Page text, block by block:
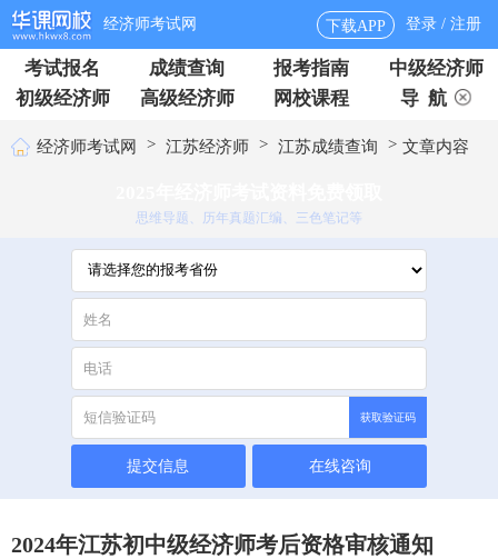
经济师考试网 下载APP 登录 / 注册
考试报名 成绩查询 报考指南
中级经济师
初级经济师
高级经济师 网校课程 导 航
经济师考试网 > 江苏经济师 > 江苏成绩查询 > 文章内容
思维导题、历年真题汇编、三色笔记等
获取验证码
提交信息 在线咨询
2024年江苏初中级经济师考后资格审核通知